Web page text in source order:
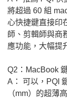
將超過 60 組
心快捷鍵直接印
師、剪輯師與商
應功能，大幅提
Q2：MacBook
A： 可以，PQI
（mm）的超薄